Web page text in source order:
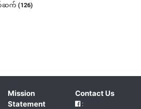
ဆက် (126)
Mission
Statement
Contact Us
: